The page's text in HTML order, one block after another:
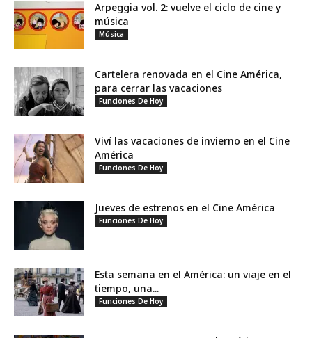
Arpeggia vol. 2: vuelve el ciclo de cine y
música
Música
Cartelera renovada en el Cine América,
para cerrar las vacaciones
Funciones De Hoy
Viví las vacaciones de invierno en el Cine
América
Funciones De Hoy
Jueves de estrenos en el Cine América
Funciones De Hoy
Esta semana en el América: un viaje en el
tiempo, una...
Funciones De Hoy